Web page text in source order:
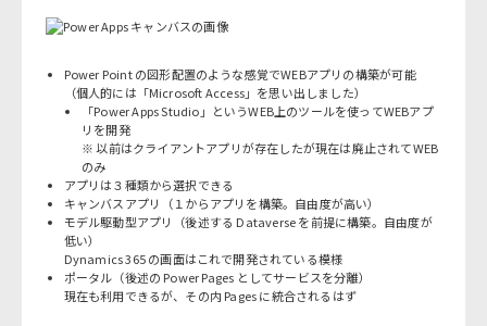
Power Point の図形配置のような感覚でWEBアプリの構築が可能
（個人的には「Microsoft Access」を思い出しました）
「Power Apps Studio」というWEB上のツールを使ってWEBアプ
リを開発
※ 以前はクライアントアプリが存在したが現在は廃止されてWEB
のみ
アプリは３種類から選択できる
キャンバスアプリ（１からアプリを構築。自由度が高い）
モデル駆動型アプリ（後述する Dataverse を前提に構築。自由度が
低い）
Dynamics 365 の画面はこれで開発されている模様
ポータル（後述の Power Pages としてサービスを分離）
現在も利用できるが、その内 Pages に統合されるはず